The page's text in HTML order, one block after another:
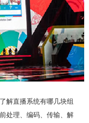
解直播系统有哪几块组
处理、编码、传输、解